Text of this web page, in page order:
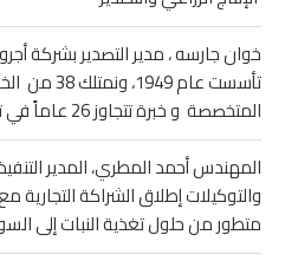
خوان جارسه ، مدير التصدير بشركة
تأسست عام
المتخصصة و خبرة تتجاوز 26 عاماً في تطوير وإنتاج المغذيات الحيوية
المهندس أحمد المطري، المدير
والتوكيلات إطلاق الشراكة
متطور من حلول تغذية النبات إلى